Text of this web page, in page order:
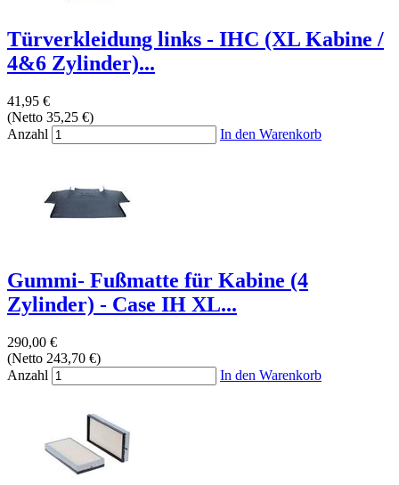
Türverkleidung links - IHC (XL Kabine /
4&6 Zylinder)...
41,95 €
(Netto 35,25 €)
Anzahl
In den Warenkorb
Gummi- Fußmatte für Kabine (4
Zylinder) - Case IH XL...
290,00 €
(Netto 243,70 €)
Anzahl
In den Warenkorb